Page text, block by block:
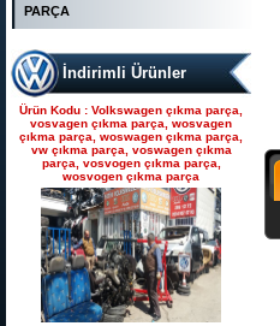
PARÇA
İndirimli Ürünler
Seat çıkma parça, seat
çıkma, seat parça, seat
yedek parça, seat çıkma
orjinal parça, seat çıkma par
Ürün Kodu : Volkswagen çıkma parça,
vosvagen çıkma parça, wosvagen
çıkma parça, woswagen çıkma parça,
vw çıkma parça, voswagen çıkma
parça, vosvogen çıkma parça,
wosvogen çıkma parça